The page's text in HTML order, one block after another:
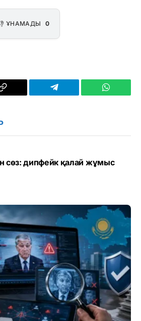
ҰНАМАДЫ 0
Copy
Telegram
сөз: дипфейк қалай жұмыс